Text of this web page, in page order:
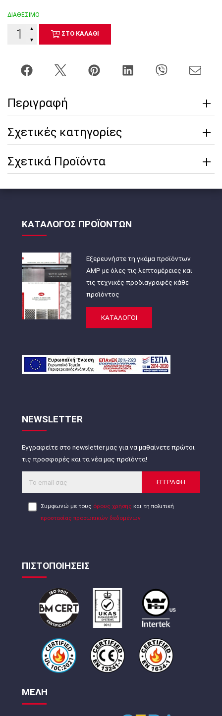
ΔΙΑΘΕΣΙΜΟ
▼
▲
ΣΤΟ ΚΑΛΑΘΙ
Περιγραφή
Σχετικές κατηγορίες
Σχετικά Προϊόντα
ΚΑΤΑΛΟΓΟΣ ΠΡΟΪΟΝΤΩΝ
Εξερευνήστε τη γκάμα προϊόντων
AMP με όλες τις λεπτομέρειες και
τις τεχνικές προδιαγραφές κάθε
προϊόντος
ΚΑΤΑΛΟΓΟΙ
NEWSLETTER
Εγγραφείτε στο newsletter μας για να μαθαίνετε πρώτοι
τις προσφορές και τα νέα μας προϊόντα!
ΕΓΓΡΑΦΗ
Συμφωνώ με τους όρους χρήσης και τη πολιτική
προστασίας προσωπικών δεδομένων
ΠΙΣΤΟΠΟΙΗΣΕΙΣ
ΜΕΛΗ